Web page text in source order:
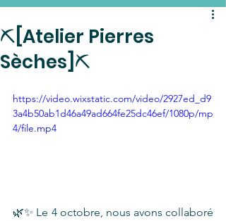
⛏️[Atelier Pierres
Sèches]⛏️
https://video.wixstatic.com/video/2927ed_d9
3a4b50ab1d46a49ad664fe25dc46ef/1080p/mp
4/file.mp4
🌿✨ Le 4 octobre, nous avons collaboré